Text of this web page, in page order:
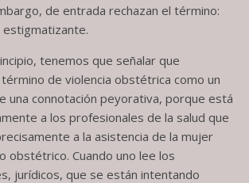
de entrada rechazan el término:
tenemos que señalar que
de violencia obstétrica como un
una connotación peyorativa, porque está
a los profesionales de la salud que
a la asistencia de la mujer
obstétrico. Cuando uno lee los
jurídicos, que se están intentando